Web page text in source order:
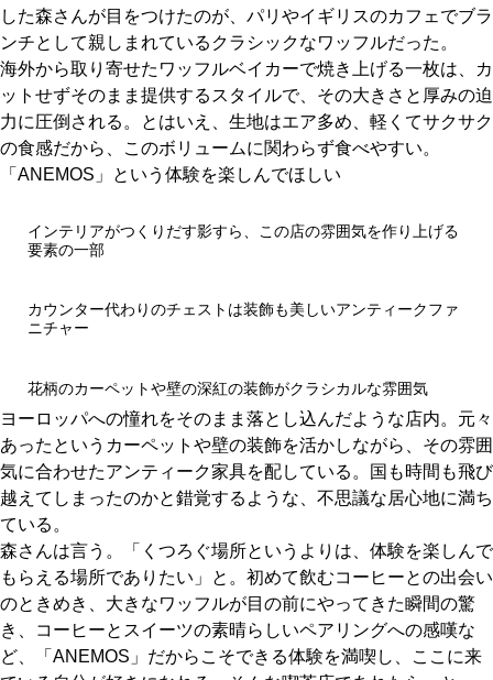
京都おやつクラブ
私と店のはなし
今月の京みやげ
すべて
関西で開催。
おすすめの展覧会
おすすめの映画
誠光社で選びました。
おすすめの本
した森さんが目をつけたのが、パリやイギリスのカフェでブラ
ンチとして親しまれているクラシックなワッフルだった。
海外から取り寄せたワッフルベイカーで焼き上げる一枚は、カ
ットせずそのまま提供するスタイルで、その大きさと厚みの迫
力に圧倒される。とはいえ、生地はエア多め、軽くてサクサク
の食感だから、このボリュームに関わらず食べやすい。
「ANEMOS」という体験を楽しんでほしい
インテリアがつくりだす影すら、この店の雰囲気を作り上げる
要素の一部
カウンター代わりのチェストは装飾も美しいアンティークファ
ニチャー
花柄のカーペットや壁の深紅の装飾がクラシカルな雰囲気
ヨーロッパへの憧れをそのまま落とし込んだような店内。元々
あったというカーペットや壁の装飾を活かしながら、その雰囲
気に合わせたアンティーク家具を配している。国も時間も飛び
越えてしまったのかと錯覚するような、不思議な居心地に満ち
ている。
森さんは言う。「くつろぐ場所というよりは、体験を楽しんで
もらえる場所でありたい」と。初めて飲むコーヒーとの出会い
のときめき、大きなワッフルが目の前にやってきた瞬間の驚
き、コーヒーとスイーツの素晴らしいペアリングへの感嘆な
ど、「ANEMOS」だからこそできる体験を満喫し、ここに来